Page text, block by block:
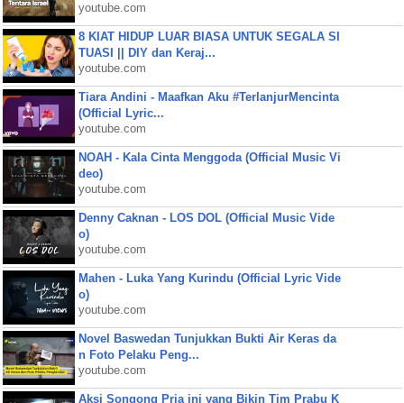
youtube.com
8 KIAT HIDUP LUAR BIASA UNTUK SEGALA SI
TUASI || DIY dan Keraj...
youtube.com
Tiara Andini - Maafkan Aku #TerlanjurMencinta
(Official Lyric...
youtube.com
NOAH - Kala Cinta Menggoda (Official Music Vi
deo)
youtube.com
Denny Caknan - LOS DOL (Official Music Vide
o)
youtube.com
Mahen - Luka Yang Kurindu (Official Lyric Vide
o)
youtube.com
Novel Baswedan Tunjukkan Bukti Air Keras da
n Foto Pelaku Peng...
youtube.com
Aksi Songong Pria ini yang Bikin Tim Prabu K